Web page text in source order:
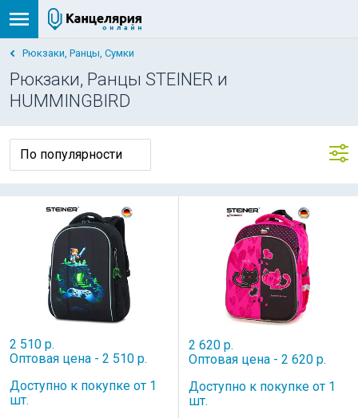
Рюкзаки, Ранцы, Сумки
Рюкзаки, Ранцы STEINER и
HUMMINGBIRD
2 510 р.
Оптовая цена - 2 510 р.
Доступно к покупке от 1
шт.
2 620 р.
Оптовая цена - 2 620 р.
Доступно к покупке от 1
шт.